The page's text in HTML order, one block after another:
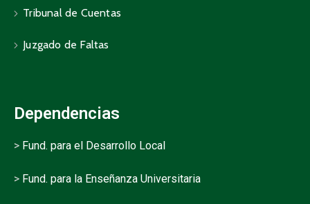
Tribunal de Cuentas
Juzgado de Faltas
Dependencias
> Fund. para el Desarrollo Local
> Fund. para la Enseñanza Universitaria